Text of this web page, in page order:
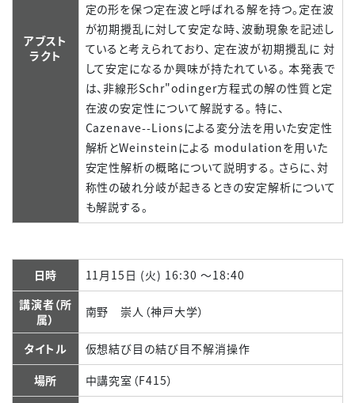
アブスト
ラクト
定の形を保つ定在波と呼ばれる解を持つ。定在波
が初期攪乱に対して安定な時、波動現象を記述し
ていると考えられており、 定在波が初期攪乱に 対
して安定になるか興味が持たれている。 本発表で
は、非線形Schr"odinger方程式の解の性質と定
在波の安定性について解説する。 特に、
Cazenave--Lionsによる変分法を用いた安定性
解析とWeinsteinによる modulationを用いた
安定性解析の概略について説明する。 さらに、対
称性の破れ分岐が起きるときの安定解析について
も解説する。
日時
11月15日 (火) 16:30 ～18:40
講演者（所
属）
南野 崇人（神戸大学）
タイトル
仮想結び目の結び目不解消操作
場所
中講究室（F415）